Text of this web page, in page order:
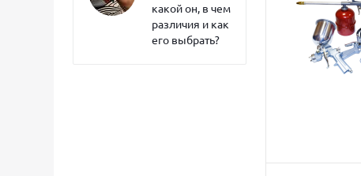
какой он, в чем
различия и как
его выбрать?